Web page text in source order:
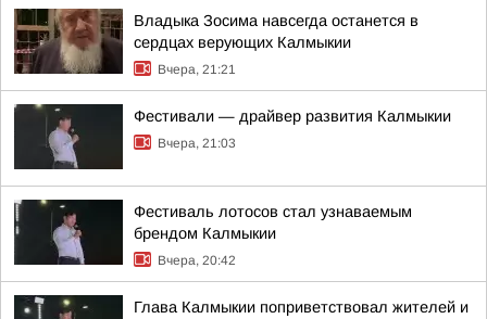
Владыка Зосима навсегда останется в
сердцах верующих Калмыкии
Вчера, 21:21
Фестивали — драйвер развития Калмыкии
Вчера, 21:03
Фестиваль лотосов стал узнаваемым
брендом Калмыкии
Вчера, 20:42
Глава Калмыкии поприветствовал жителей и